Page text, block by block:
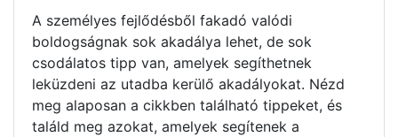
A személyes fejlődésből fakadó valódi
boldogságnak sok akadálya lehet, de sok
csodálatos tipp van, amelyek segíthetnek
leküzdeni az utadba kerülő akadályokat. Nézd
meg alaposan a cikkben található tippeket, és
találd meg azokat, amelyek segítenek a